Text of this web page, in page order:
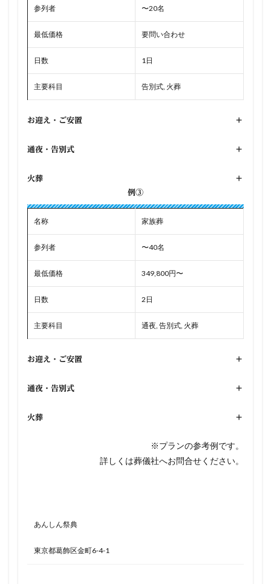
参列者 〜20名
最低価格 要問い合わせ
日数 1日
主要科目 告別式, 火葬
お迎え・ご安置 +
通夜・告別式 +
火葬
+
例③
名称 家族葬
参列者 〜40名
最低価格 349,800円〜
日数 2日
主要科目 通夜, 告別式, 火葬
お迎え・ご安置 +
通夜・告別式 +
火葬 +
※プランの参考例です。
詳しくは葬儀社へお問合せください。
あんしん祭典
東京都葛飾区金町6-4-1